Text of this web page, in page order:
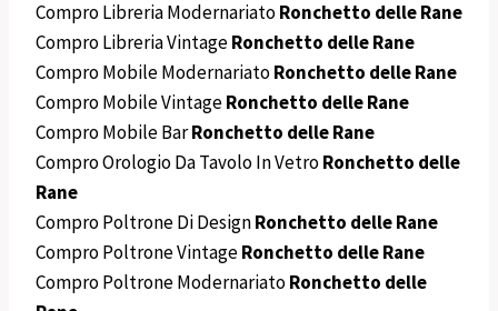
Compro Libreria ModernariatoRonchetto delle Rane
Compro Libreria VintageRonchetto delle Rane
Compro Mobile ModernariatoRonchetto delle Rane
Compro Mobile VintageRonchetto delle Rane
Compro Mobile BarRonchetto delle Rane
Compro Orologio Da Tavolo In VetroRonchetto delle
Rane
Compro Poltrone Di DesignRonchetto delle Rane
Compro Poltrone VintageRonchetto delle Rane
Compro Poltrone ModernariatoRonchetto delle